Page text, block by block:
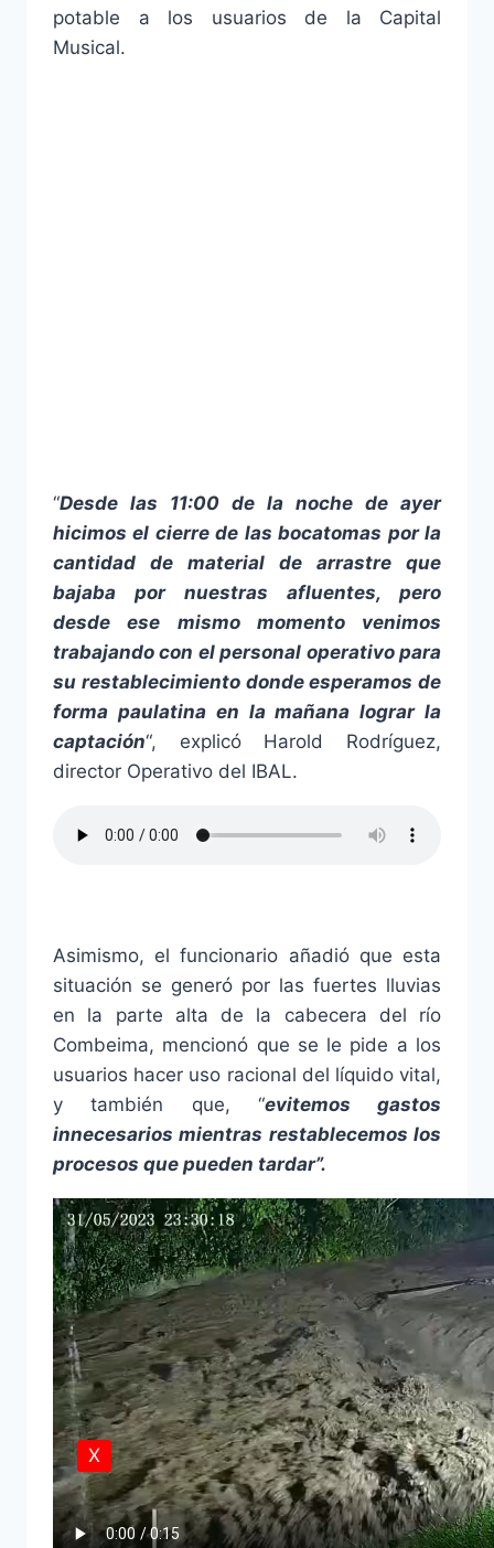
potable a los usuarios de la Capital
Musical.
“Desde las 11:00 de la noche de ayer
hicimos el cierre de las bocatomas por la
cantidad de material de arrastre que
bajaba por nuestras afluentes, pero
desde ese mismo momento venimos
trabajando con el personal operativo para
su restablecimiento donde esperamos de
forma paulatina en la mañana lograr la
captación“, explicó Harold Rodríguez,
director Operativo del IBAL.
Asimismo, el funcionario añadió que esta
situación se generó por las fuertes lluvias
en la parte alta de la cabecera del río
Combeima, mencionó que se le pide a los
usuarios hacer uso racional del líquido vital,
y también que, “evitemos gastos
innecesarios mientras restablecemos los
procesos que pueden tardar”.
X